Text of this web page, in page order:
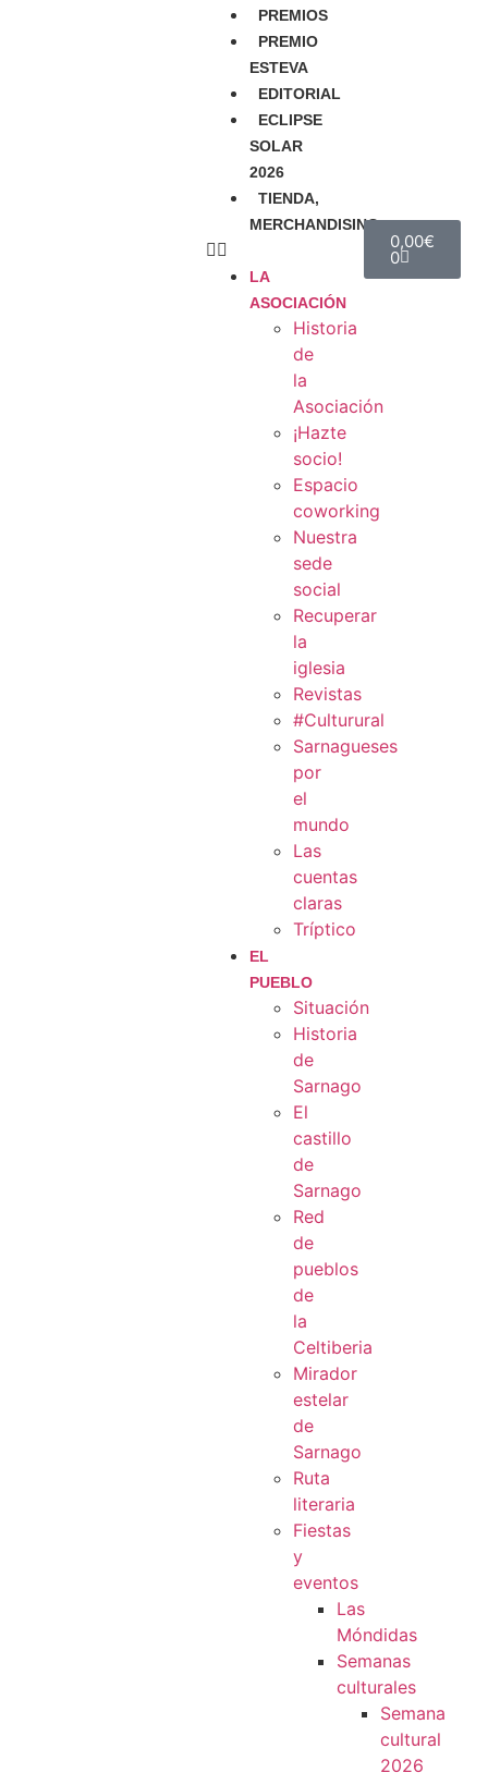
PREMIOS
PREMIO
ESTEVA
EDITORIAL
ECLIPSE
SOLAR
2026
TIENDA,
MERCHANDISING
LA
ASOCIACIÓN
Historia
de
la
Asociación
¡Hazte
socio!
Espacio
coworking
Nuestra
sede
social
Recuperar
la
iglesia
Revistas
#Culturural
Sarnagueses
por
el
mundo
Las
cuentas
claras
Tríptico
EL
PUEBLO
Situación
Historia
de
Sarnago
El
castillo
de
Sarnago
Red
de
pueblos
de
la
Celtiberia
Mirador
estelar
de
Sarnago
Ruta
literaria
Fiestas
y
eventos
Las
Móndidas
Semanas
culturales
Semana
cultural
2026
0,00€
0